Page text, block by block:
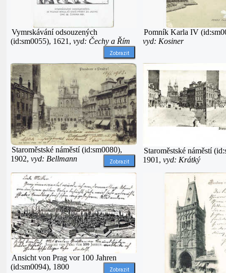
Vymrskávání odsouzených
(id:sm0055), 1621, vyd: Čechy a Řím
Zobrazit
Pomník Karla IV
vyd: Kosiner
Staroměstské náměstí (id:sm0080),
1902, vyd: Bellmann Zobrazit
Staroměstské náměstí
1901, vyd: Krátký
Ansicht von Prag vor 100 Jahren
(id:sm0094), 1800
Zobrazit